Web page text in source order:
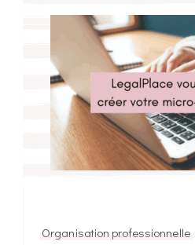
Organisation professionnelle